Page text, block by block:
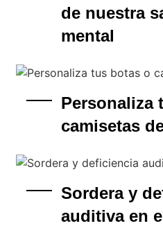
de nuestra
mental
Personaliza
camisetas
Sordera y
auditiva en